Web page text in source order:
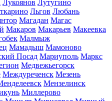
Лукоянов Лутугино
Льгов Любань
Магадан Магас
Макаров Макарьев Макеевка
Малмыж
Мамадыш Мамоново
Посад Мариуполь Маркс
Медвежьегорск
Междуреченск Мезень
Мензелинск
Миллерово